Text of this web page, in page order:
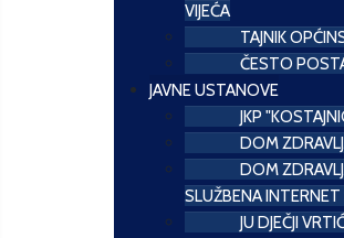
VIJEĆA
TAJNIK
ČESTO
JAVNE USTANOVE
JKP
DOM
DOM
SLUŽBENA
JU DJEČJI